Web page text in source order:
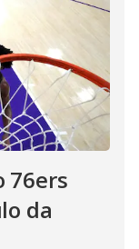
76ers
da